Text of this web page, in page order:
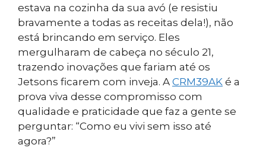
estava na cozinha da sua avó (e resistiu
bravamente a todas as receitas dela!), não
está brincando em serviço. Eles
mergulharam de cabeça no século 21,
trazendo inovações que fariam até os
Jetsons ficarem com inveja. A CRM39AK é a
prova viva desse compromisso com
qualidade e praticidade que faz a gente se
perguntar: “Como eu vivi sem isso até
agora?”